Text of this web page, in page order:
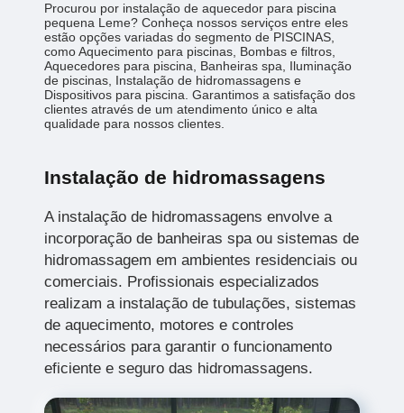
Procurou por instalação de aquecedor para piscina
pequena Leme? Conheça nossos serviços entre eles
estão opções variadas do segmento de PISCINAS,
como Aquecimento para piscinas, Bombas e filtros,
Aquecedores para piscina, Banheiras spa, Iluminação
de piscinas, Instalação de hidromassagens e
Dispositivos para piscina. Garantimos a satisfação dos
clientes através de um atendimento único e alta
qualidade para nossos clientes.
Instalação de hidromassagens
A instalação de hidromassagens envolve a
incorporação de banheiras spa ou sistemas de
hidromassagem em ambientes residenciais ou
comerciais. Profissionais especializados
realizam a instalação de tubulações, sistemas
de aquecimento, motores e controles
necessários para garantir o funcionamento
eficiente e seguro das hidromassagens.